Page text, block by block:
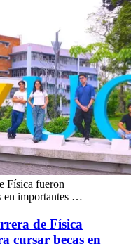
Física fueron
en importantes …
de Física
cursar becas en